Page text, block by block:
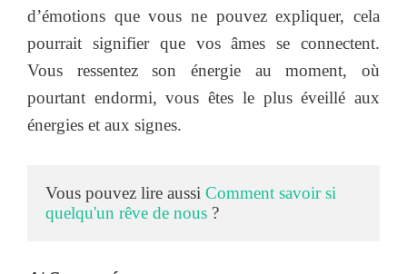
d’émotions que vous ne pouvez expliquer, cela
pourrait signifier que vos âmes se connectent.
Vous ressentez son énergie au moment, où
pourtant endormi, vous êtes le plus éveillé aux
énergies et aux signes.
Vous pouvez lire aussi Comment savoir si
quelqu'un rêve de nous ?